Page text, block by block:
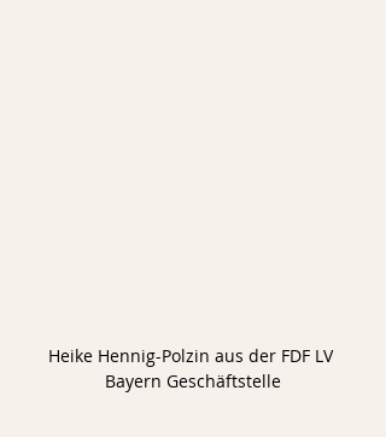
Heike Hennig-Polzin aus der FDF LV
Bayern Geschäftstelle